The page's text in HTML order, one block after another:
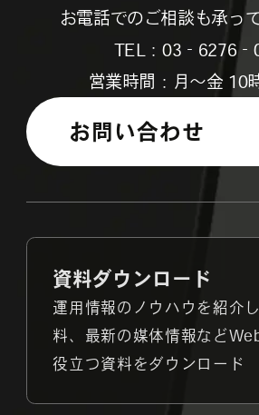
お電話でのご相談も承っ
TEL：
営業時間：月～金 10
お問い合わせ
資料ダウンロード
運用情報のノウハウを紹介
料、最新の媒体情報など
役立つ資料をダウンロード